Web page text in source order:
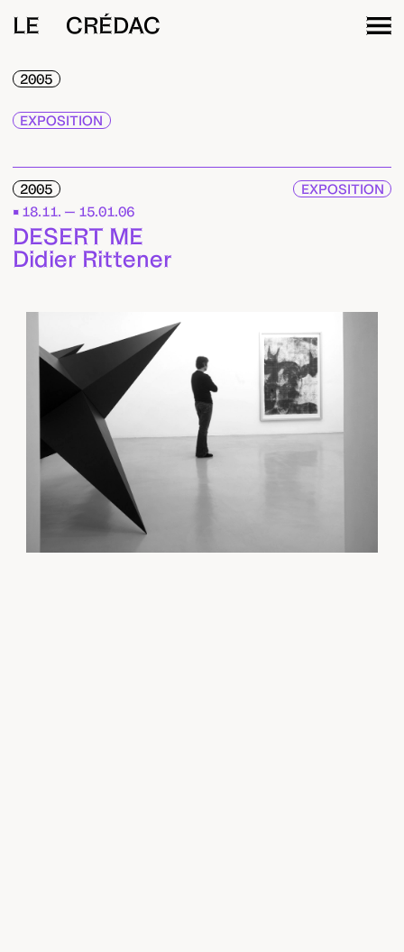
LE CRÉDAC
2005
EXPOSITION
2005
EXPOSITION
18.11. — 15.01.06
DESERT ME
Didier Rittener